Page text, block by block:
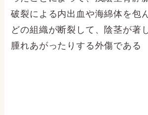
破裂による内出血や海綿体を包
どの組織が断裂して、陰茎が著
腫れあがったりする外傷である